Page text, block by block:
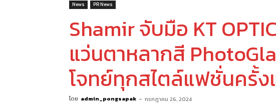
News PR News
Shamir จับมือ KT
แว่นตาหลากสี
โจทย์ทุกสไตล์แฟชั่นครั้ง
โดย admin_pongsapak - กรกฎาคม 26, 2024